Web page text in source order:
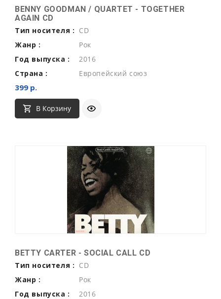
BENNY GOODMAN / QUARTET - TOGETHER
AGAIN CD
Тип носителя : CD
Жанр :
Рок
Год выпуска :
2016
Страна :
Европейский союз
399 р.
В Корзину
BETTY CARTER - SOCIAL CALL CD
Тип носителя : CD
Жанр :
Рок
Год выпуска :
2016